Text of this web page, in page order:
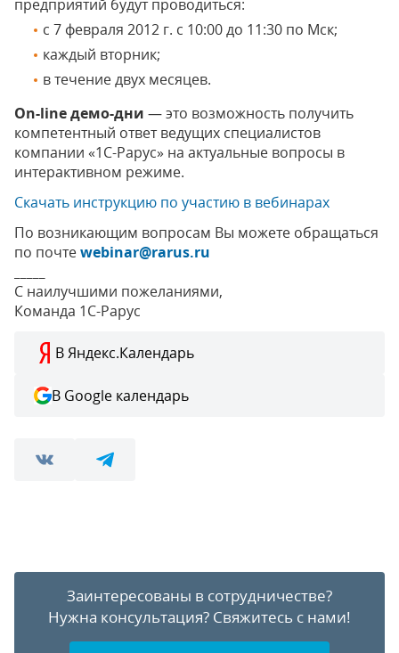
предприятий будут проводиться:
с 7 февраля 2012 г. с 10:00 до 11:30 по Мск;
каждый вторник;
в течение двух месяцев.
On-line демо-дни — это возможность получить
компетентный ответ ведущих специалистов
компании «1С-Рарус» на актуальные вопросы в
интерактивном режиме.
Скачать инструкцию по участию в вебинарах
По возникающим вопросам Вы можете обращаться
по почтеwebinar@rarus.ru
С наилучшими пожеланиями,
Команда 1С-Рарус
В Яндекс.Календарь
В Google календарь
Заинтересованы в сотрудничестве?
Нужна консультация? Свяжитесь с нами!